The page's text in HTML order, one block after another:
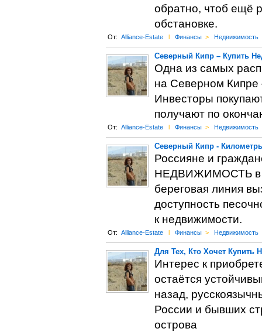
обратно, чтоб ещё
обстановке.
От: Alliance-Estate l Финансы > Недвижимость
Северный Кипр – Купить
Одна из самых
на Северном Кипре
Инвесторы
получают по
От: Alliance-Estate l Финансы > Недвижимость
Северный Кипр -
Россияне и
НЕДВИЖИМОСТЬ в
береговая линия
доступность
к недвижимости.
От: Alliance-Estate l Финансы > Недвижимость
Для Тех, Кто Хочет Купить
Интерес к
остаётся
назад,
России и бывших
острова